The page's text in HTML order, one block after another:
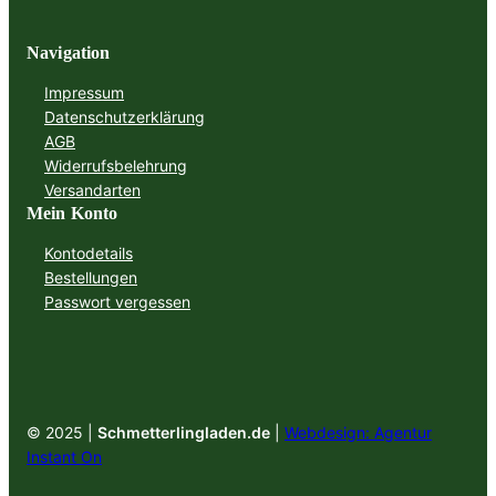
Navigation
Impressum
Datenschutzerklärung
AGB
Widerrufsbelehrung
Versandarten
Mein Konto
Kontodetails
Bestellungen
Passwort vergessen
© 2025 | Schmetterlingladen.de
Webdesign: Agentur
Instant On